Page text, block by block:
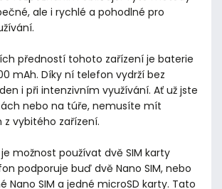
ale i rychlé a pohodlné pro
předností tohoto zařízení je baterie
mAh. Díky ní telefon vydrží bez
i při intenzivním využívání. Ať už jste
nebo na túře, nemusíte mít
vybitého zařízení.
možnost používat dvě SIM karty
podporuje buď dvě Nano SIM, nebo
Nano SIM a jedné microSD karty. Tato